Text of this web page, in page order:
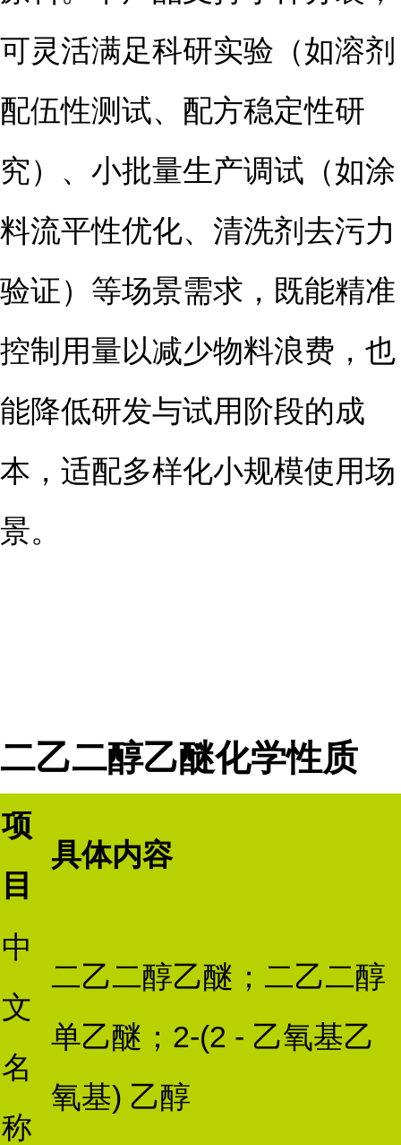
可灵活满足科研实验（如溶剂
配伍性测试、配方稳定性研
究）、小批量生产调试（如涂
料流平性优化、清洗剂去污力
验证）等场景需求，既能精准
控制用量以减少物料浪费，也
能降低研发与试用阶段的成
本，适配多样化小规模使用场
景。
二乙二醇乙醚化学性质
项
目
具体内容
中
文
名
称
二乙二醇乙醚；二乙二醇
单乙醚；2-(2 - 乙氧基乙
氧基) 乙醇